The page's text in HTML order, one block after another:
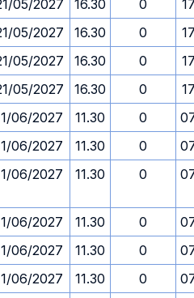
05/2027 16.30 0
05/2027 16.30 0
05/2027 16.30 0
05/2027 16.30 0
06/2027 11.30 0
06/2027 11.30 0
06/2027 11.30 0
06/2027 11.30 0
06/2027 11.30 0
06/2027 11.30 0